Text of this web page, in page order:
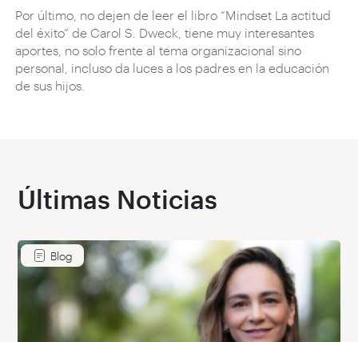
Por último, no dejen de leer el libro “Mindset La actitud
del éxito” de Carol S. Dweck, tiene muy interesantes
aportes, no solo frente al tema organizacional sino
personal, incluso da luces a los padres en la educación
de sus hijos.
Últimas Noticias
Blog